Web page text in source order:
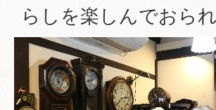
らしを楽しんでおられ